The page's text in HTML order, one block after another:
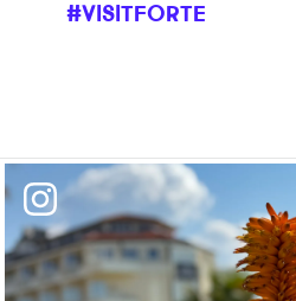
#VISITFORTE